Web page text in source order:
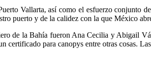
Vallarta, así como el esfuerzo conjunto
puerto y de la calidez con la que México
de la Bahía fueron Ana Cecilia y Abigail
certificado para canopys entre otras cosas.